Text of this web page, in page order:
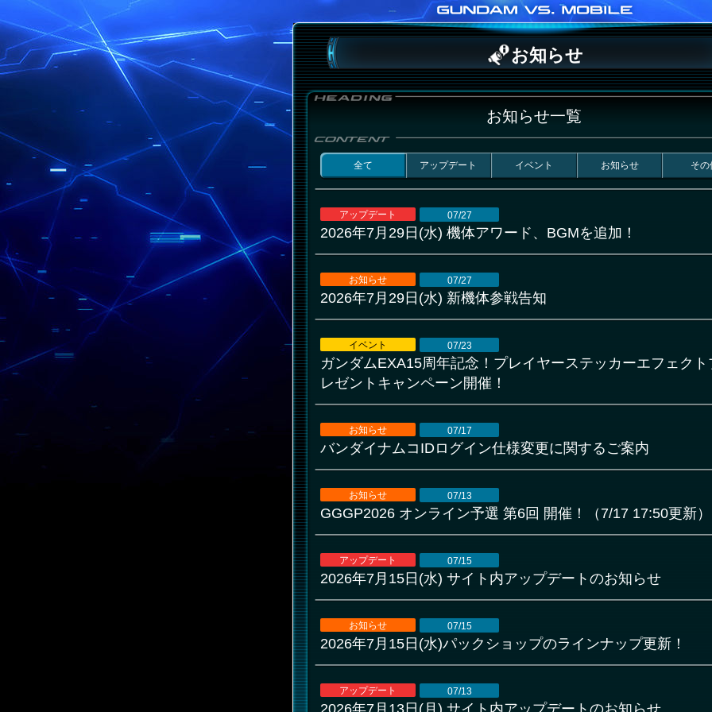
お知らせ
お知らせ一覧
全て アップデート イベント お知らせ その
アップデート 07/27
2026年7月29日(水) 機体アワード、BGMを追加！
お知らせ 07/27
2026年7月29日(水) 新機体参戦告知
イベント 07/23
ガンダムEXA15周年記念！プレイヤーステッカーエフェクト
レゼントキャンペーン開催！
お知らせ 07/17
バンダイナムコIDログイン仕様変更に関するご案内
お知らせ 07/13
GGGP2026 オンライン予選 第6回 開催！（7/17 17:50更新）
アップデート 07/15
2026年7月15日(水) サイト内アップデートのお知らせ
お知らせ 07/15
2026年7月15日(水)パックショップのラインナップ更新！
アップデート 07/13